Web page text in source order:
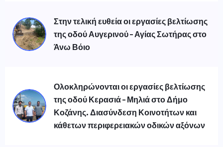
Στην τελική ευθεία οι εργασίες βελτίωσης
της οδού Αυγερινού – Αγίας Σωτήρας στο
Άνω Βόιο
Ολοκληρώνονται οι εργασίες βελτίωσης
της οδού Κερασιά – Μηλιά στο Δήμο
Κοζάνης. Διασύνδεση Κοινοτήτων και
κάθετων περιφερειακών οδικών αξόνων